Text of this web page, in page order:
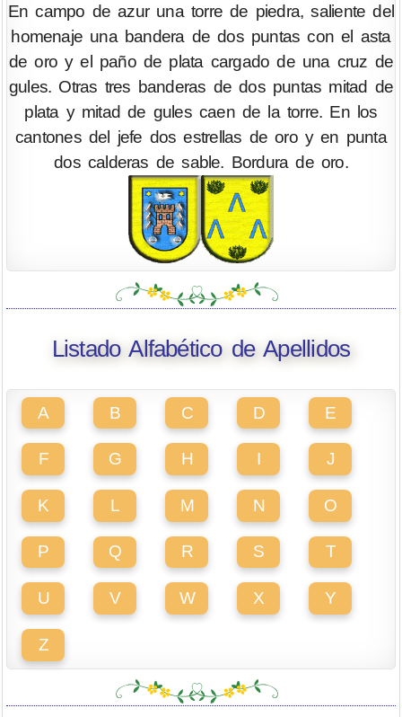
En campo de azur una torre de piedra, saliente del
homenaje una bandera de dos puntas con el asta
de oro y el paño de plata cargado de una cruz de
gules. Otras tres banderas de dos puntas mitad de
plata y mitad de gules caen de la torre. En los
cantones del jefe dos estrellas de oro y en punta
dos calderas de sable. Bordura de oro.
Listado Alfabético de Apellidos
A B C D E
F G H I J
K L M N O
P Q R S T
U V W X Y
Z